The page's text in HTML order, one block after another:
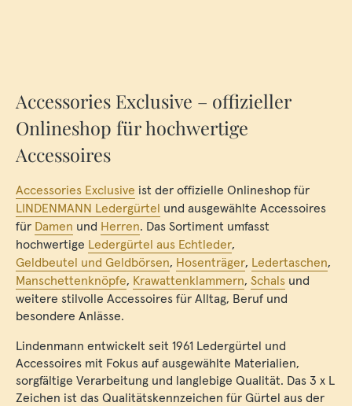
Accessories Exclusive – offizieller
Onlineshop für hochwertige
Accessoires
Accessories Exclusive ist der offizielle Onlineshop für
LINDENMANN Ledergürtel und ausgewählte Accessoires
für Damen und Herren. Das Sortiment umfasst
hochwertige Ledergürtel aus Echtleder,
Geldbeutel und Geldbörsen, Hosenträger, Ledertaschen,
Manschettenknöpfe, Krawattenklammern, Schals und
weitere stilvolle Accessoires für Alltag, Beruf und
besondere Anlässe.
Lindenmann entwickelt seit 1961 Ledergürtel und
Accessoires mit Fokus auf ausgewählte Materialien,
sorgfältige Verarbeitung und langlebige Qualität. Das 3 x L
Zeichen ist das Qualitätskennzeichen für Gürtel aus der